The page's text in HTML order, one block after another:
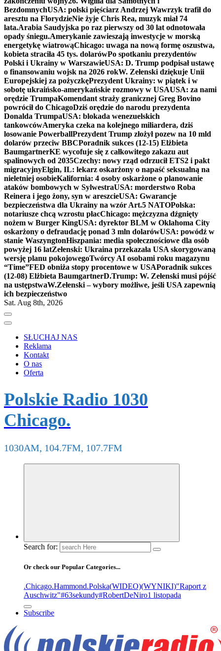
BezdomnychUSA: polski pięściarz Andrzej Wawrzyk trafił do
aresztu na FlorydzieNie żyje Chris Rea, muzyk miał 74
lata.Arabia Saudyjska po raz pierwszy od 30 lat odnotowała
opady śniegu.Amerykanie zawieszają inwestycje w morską
energetykę wiatrowąChicago: uwaga na nową formę oszustwa,
kobieta straciła 45 tys. dolarówPo spotkaniu prezydentów
Polski i Ukrainy w WarszawieUSA: D. Trump podpisał ustawę
o finansowaniu wojsk na 2026 rokW. Zełenski dziękuje Unii
Europejskiej za pożyczkęPrezydent Ukrainy: w piątek i w
sobotę ukraińsko-amerykańskie rozmowy w USAUSA: za nami
orędzie TrumpaKomendant straży granicznej Greg Bovino
powrócił do ChicagoDziś orędzie do narodu prezydenta
Donalda TrumpaUSA: blokada wenezuelskich
tankowcówAmeryka czeka na kolejnego miliardera, dziś
losowanie PowerballPrezydent Trump złożył pozew na 10 mld
dolarów przeciw BBCPoradnik sukces (12-15) Elżbieta
BaumgartnerKE wycofuje się z całkowitego zakazu aut
spalinowych od 2035Czechy: nowy rząd odrzucił ETS2 i pakt
migracyjnyElgin, IL: lekarz oskarżony o napaść seksualną na
nieletniej osobieKalifornia: 4 osoby oskarżone o planowanie
ataków bombowych w SylwestraUSA: morderstwo Roba
Reinera i jego żony, syn w areszcieUSA: Gwarancje
bezpieczeństwa dla Ukrainy na wzór Art.5 NATOPolska:
notariusze chcą wzrostu płacChicago: mężczyzna dźgnięty
nożem w Burger KingUSA: dyrektor BLM w Oklahoma City
oskarżony o defraudację ponad 3 mln dolarówUSA: powódź w
stanie WaszyngtonHiszpania: media społecznościowe dla osób
powyżej 16 latZełenski: Ukraina przekazała USA skorygowaną
wersję planu pokojowegoTwórcy AI osobami roku magazynu
“Time”FED obniża stopy procentowe w USAPoradnik sukces
(12-08) Elżbieta BaumgartnerD.Trump: W. Zełenski musi pójść
na ustępstwaW.Zełenski – wybory możliwe, jeśli USA zapewnią
ich bezpieczeństwo
Sat. Aug 8th, 2026
SŁUCHAJ NAS
Reklama
Kontakt
O nas
Oferta
Polskie Radio 1030
Chicago.
1030AM, 104.7FM, 107.7FM
Search for:
Or check our Popular Categories...
.Chicago.Hammond.Polska(WIDEO)(WYNIKI)"Raport z
Auschwitz"#63sekundy#RobertDeNiro1 listopada
Subscribe